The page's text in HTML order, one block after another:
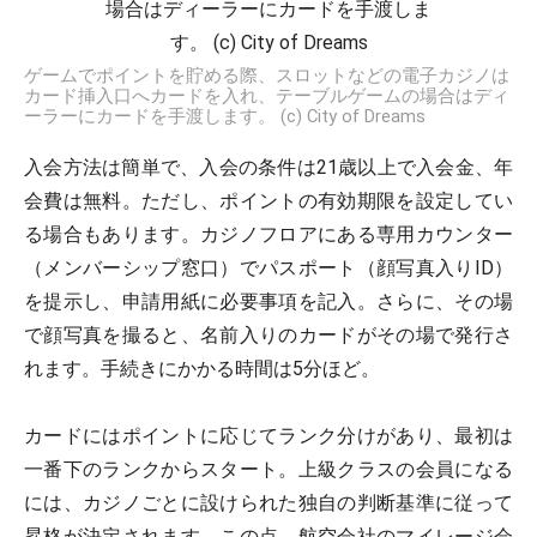
ゲームでポイントを貯める際、スロットなどの電子カジノは
カード挿入口へカードを入れ、テーブルゲームの場合はディ
ーラーにカードを手渡します。 (c) City of Dreams
入会方法は簡単で、入会の条件は21歳以上で入会金、年
会費は無料。ただし、ポイントの有効期限を設定してい
る場合もあります。カジノフロアにある専用カウンター
（メンバーシップ窓口）でパスポート（顔写真入りID）
を提示し、申請用紙に必要事項を記入。さらに、その場
で顔写真を撮ると、名前入りのカードがその場で発行さ
れます。手続きにかかる時間は5分ほど。
カードにはポイントに応じてランク分けがあり、最初は
一番下のランクからスタート。上級クラスの会員になる
には、カジノごとに設けられた独自の判断基準に従って